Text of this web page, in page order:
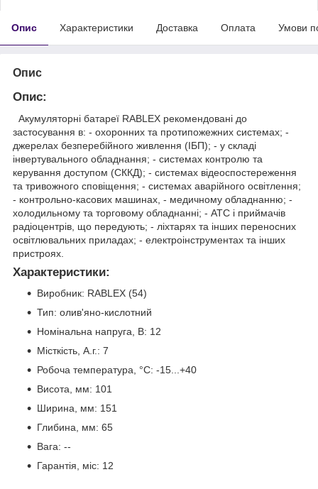
Опис Характеристики Доставка Оплата Умови
Опис
Опис:
Акумуляторні батареї RABLEX рекомендовані до
застосування в: - охоронних та протипожежних системах; -
джерелах безперебійного живлення (ІБП); - у складі
інвертувального обладнання; - системах контролю та
керування доступом (СККД); - системах відеоспостереження
та тривожного сповіщення; - системах аварійного освітлення;
- контрольно-касових машинах, - медичному обладнанню; -
холодильному та торговому обладнанні; - АТС і приймачів
радіоцентрів, що передують; - ліхтарях та інших переносних
освітлювальних приладах; - електроінструментах та інших
пристроях.
Характеристики:
Виробник: RABLEX (54)
Тип: олив'яно-кислотний
Номінальна напруга, В: 12
Місткість, А.г.: 7
Робоча температура, °C: -15...+40
Висота, мм: 101
Ширина, мм: 151
Глибина, мм: 65
Вага: --
Гарантія, міс: 12